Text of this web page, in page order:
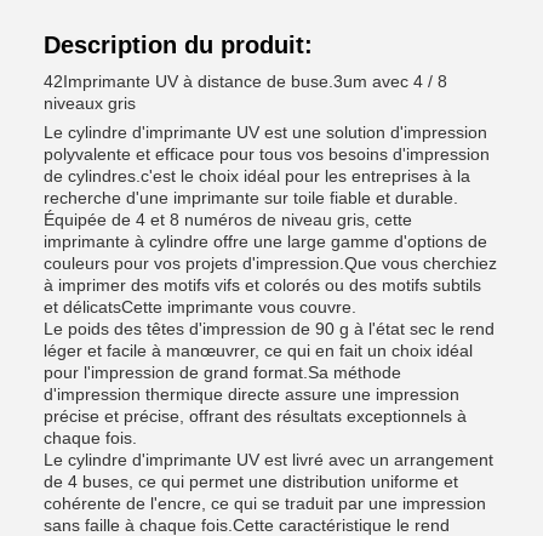
Description du produit:
42Imprimante UV à distance de buse.3um avec 4 / 8
niveaux gris
Le cylindre d'imprimante UV est une solution d'impression
polyvalente et efficace pour tous vos besoins d'impression
de cylindres.c'est le choix idéal pour les entreprises à la
recherche d'une imprimante sur toile fiable et durable.
Équipée de 4 et 8 numéros de niveau gris, cette
imprimante à cylindre offre une large gamme d'options de
couleurs pour vos projets d'impression.Que vous cherchiez
à imprimer des motifs vifs et colorés ou des motifs subtils
et délicatsCette imprimante vous couvre.
Le poids des têtes d'impression de 90 g à l'état sec le rend
léger et facile à manœuvrer, ce qui en fait un choix idéal
pour l'impression de grand format.Sa méthode
d'impression thermique directe assure une impression
précise et précise, offrant des résultats exceptionnels à
chaque fois.
Le cylindre d'imprimante UV est livré avec un arrangement
de 4 buses, ce qui permet une distribution uniforme et
cohérente de l'encre, ce qui se traduit par une impression
sans faille à chaque fois.Cette caractéristique le rend